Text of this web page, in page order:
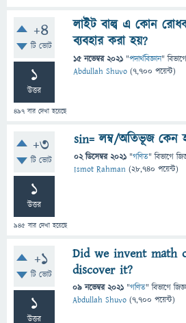
+4
টি ভোট
1
উত্তর
497 বার দেখা হয়েছে
লাইট বাল্ব এ কোন
ব্যবহার করা হয়?
15 নভেম্বর 2021 "পদার্থবিজ্ঞান" বিভাগে
Abdullah Shuvo (7,700 পয়েন্ট)
+3
টি ভোট
1
উত্তর
945 বার দেখা হয়েছে
sin= লম্ব/অতিভূজ কেন
02 ডিসেম্বর 2021 "গণিত" বিভাগে
Ismot Rahman (28,740 পয়েন্ট)
+1
টি ভোট
1
উত্তর
Did we invent math
discover it?
09 নভেম্বর 2021 "গণিত" বিভাগে
Abdullah Shuvo (7,700 পয়েন্ট)